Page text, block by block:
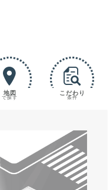
地図
で探す
こだわり
条件